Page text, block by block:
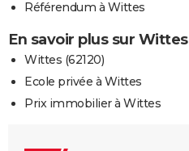
Référendum à Wittes
En savoir plus sur Wittes
Wittes (62120)
Ecole privée à Wittes
Prix immobilier à Wittes